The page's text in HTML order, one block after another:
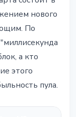
нового
По
а кто
этого
пула.